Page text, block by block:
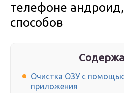
телефоне
способов
Очистка ОЗУ с
приложения